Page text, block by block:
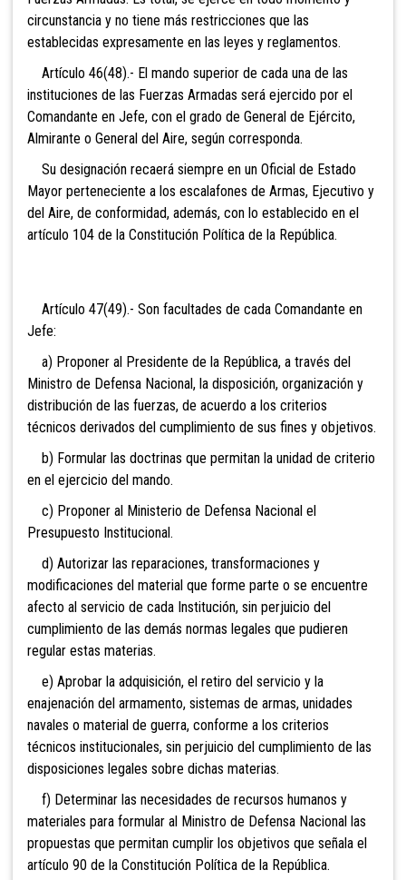
circunstancia y no tiene más restricciones que las
establecidas expresamente en las leyes y reglamentos.
Artículo 46(48).- El mando superior de cada una de las
instituciones de las Fuerzas Armadas será ejercido por el
Comandante en Jefe, con el grado de General de Ejército,
Almirante o General del Aire, según corresponda.
Su designación recaerá siempre en un Oficial de Estado
Mayor perteneciente a los escalafones de Armas, Ejecutivo y
del Aire, de conformidad, además, con lo establecido en el
artículo 104 de la Constitución Política de la República.
Artículo 47(49).- Son facultades de cada Comandante en
Jefe:
a) Proponer al Presidente de la República, a través del
Ministro de Defensa Nacional, la disposición, organización y
distribución de las fuerzas, de acuerdo a los criterios
técnicos derivados del cumplimiento de sus fines y objetivos.
b) Formular las doctrinas que permitan la unidad de criterio
en el ejercicio del mando.
c) Proponer al Ministerio de Defensa Nacional el
Presupuesto Institucional.
d) Autorizar las reparaciones, transformaciones y
modificaciones del material que forme parte o se encuentre
afecto al servicio de cada Institución, sin perjuicio del
cumplimiento de las demás normas legales que pudieren
regular estas materias.
e) Aprobar la adquisición, el retiro del servicio y la
enajenación del armamento, sistemas de armas, unidades
navales o material de guerra, conforme a los criterios
técnicos institucionales, sin perjuicio del cumplimiento de las
disposiciones legales sobre dichas materias.
f) Determinar las necesidades de recursos humanos y
materiales para formular al Ministro de Defensa Nacional las
propuestas que permitan cumplir los objetivos que señala el
artículo 90 de la Constitución Política de la República.